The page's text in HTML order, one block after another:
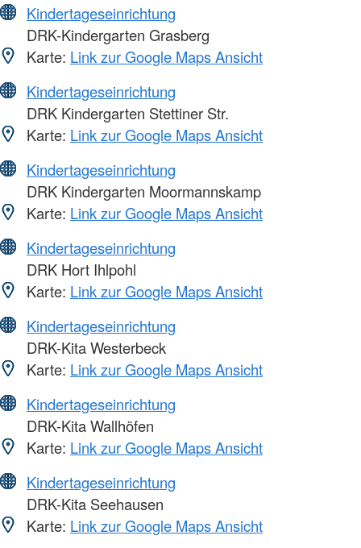
Kindertageseinrichtung
DRK-Kindergarten Grasberg
Karte: Link zur Google Maps Ansicht
Kindertageseinrichtung
DRK Kindergarten Stettiner Str.
Karte: Link zur Google Maps Ansicht
Kindertageseinrichtung
DRK Kindergarten Moormannskamp
Karte: Link zur Google Maps Ansicht
Kindertageseinrichtung
DRK Hort Ihlpohl
Karte: Link zur Google Maps Ansicht
Kindertageseinrichtung
DRK-Kita Westerbeck
Karte: Link zur Google Maps Ansicht
Kindertageseinrichtung
DRK-Kita Wallhöfen
Karte: Link zur Google Maps Ansicht
Kindertageseinrichtung
DRK-Kita Seehausen
Karte: Link zur Google Maps Ansicht